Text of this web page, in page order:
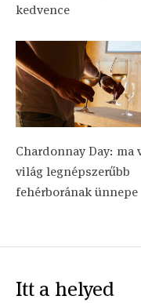
kedvence
Chardonnay Day: ma
világ legnépszerűbb
fehérborának ünnepe
Itt a helyed